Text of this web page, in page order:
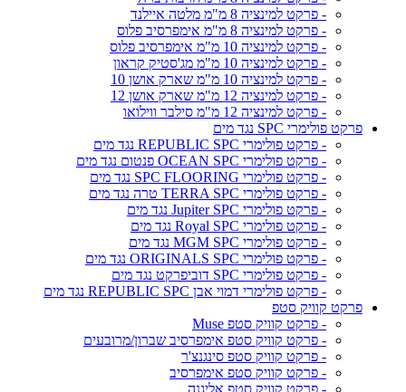
- פרקט למינציה 8 מ"מ מלטה איילנד
- פרקט למינציה 8 מ"מ אימפרסיב פלוס
- פרקט למינציה 10 מ"מ אימפרסיב פלוס
- פרקט למינציה 10 מ"מ מג'סטיק קראון
- פרקט למינציה 10 מ"מ שארק אושן 10
- פרקט למינציה 12 מ"מ שארק אושן 12
- פרקט למינציה 12 מ"מ סילבר ווילואו
פרקט פולימרי SPC נגד מים
- פרקט פולימרי REPUBLIC SPC נגד מים
- פרקט פולימרי OCEAN SPC פנטום נגד מים
- פרקט פולימרי SPC FLOORING נגד מים
- פרקט פולימרי TERRA SPC טרה נגד מים
- פרקט פולימרי Jupiter SPC נגד מים
- פרקט פולימרי Royal SPC נגד מים
- פרקט פולימרי MGM SPC נגד מים
- פרקט פולימרי ORIGINALS SPC נגד מים
- פרקט פולימרי SPC דוביפרקט נגד מים
- פרקט פולימרי דמוי אבן REPUBLIC SPC נגד מים
פרקט קוויק סטפ
- פרקט קוויק סטפ Muse
- פרקט קוויק סטפ אימפרסיב שברון/מרובעים
- פרקט קוויק סטפ סינגנצ'ר
- פרקט קוויק סטפ אימפרסיב
- פרקט קוויק סטפ אליגנה